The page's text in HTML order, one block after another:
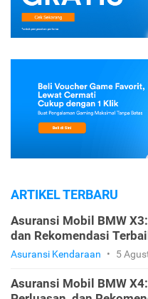
ARTIKEL TERBARU
Asuransi Mobil BMW
dan Rekomendasi
Asuransi Kendaraan • 5
Asuransi Mobil BMW